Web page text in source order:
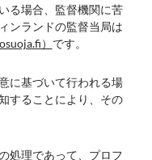
る場合、監督機関に苦
ンランドの監督当局は
） です。
に基づいて行われる場
することにより、その
処理であって、プロフ